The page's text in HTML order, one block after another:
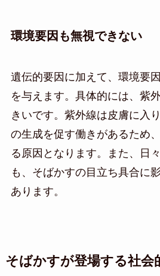
環境要因も無視できない
遺伝的要因に加えて、環境要
を与えます。具体的には、紫
きいです。紫外線は皮膚に入
の生成を促す働きがあるため
る原因となります。また、日
も、そばかすの目立ち具合に
あります。
そばかすが登場する社会